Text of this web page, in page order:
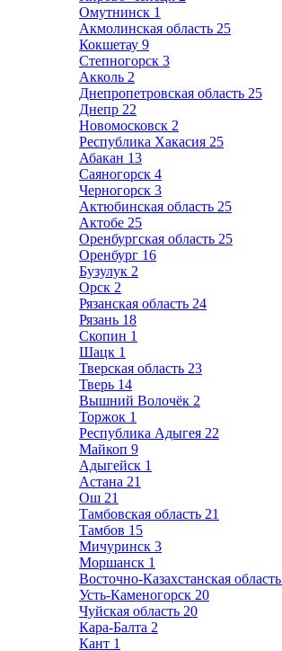
Омутнинск 1
Акмолинская область 25
Кокшетау 9
Степногорск 3
Акколь 2
Днепропетровская область 25
Днепр 22
Новомосковск 2
Республика Хакасия 25
Абакан 13
Саяногорск 4
Черногорск 3
Актюбинская область 25
Актобе 25
Оренбургская область 25
Оренбург 16
Бузулук 2
Орск 2
Рязанская область 24
Рязань 18
Скопин 1
Шацк 1
Тверская область 23
Тверь 14
Вышний Волочёк 2
Торжок 1
Республика Адыгея 22
Майкоп 9
Адыгейск 1
Астана 21
Ош 21
Тамбовская область 21
Тамбов 15
Мичуринск 3
Моршанск 1
Восточно-Казахстанская область
Усть-Каменогорск 20
Чуйская область 20
Кара-Балта 2
Кант 1